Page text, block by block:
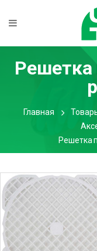
Решетка
Главная
Решетка